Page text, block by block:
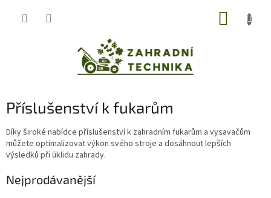
Příslušenství k fukarům
Díky široké nabídce příslušenství k zahradním fukarům a vysavačům
můžete optimalizovat výkon svého stroje a dosáhnout lepších
výsledků při úklidu zahrady.
Nejprodávanější